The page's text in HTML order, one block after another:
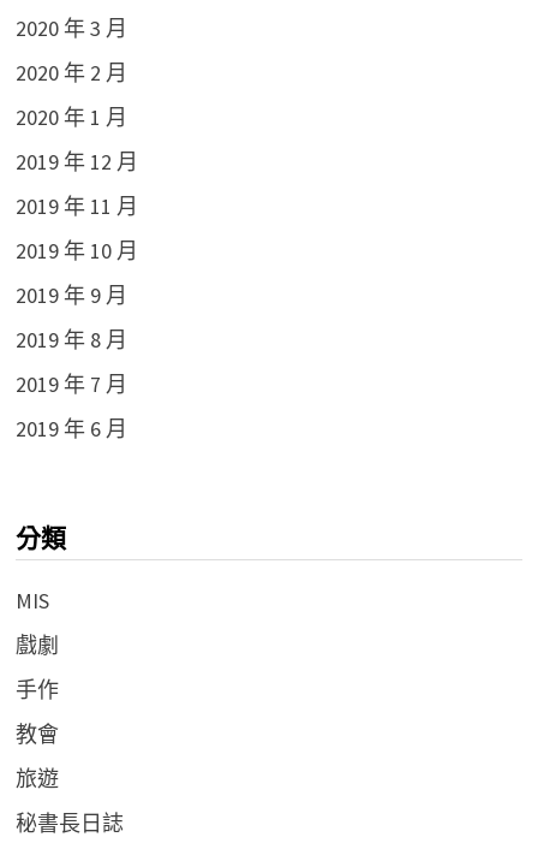
2020 年 3 月
2020 年 2 月
2020 年 1 月
2019 年 12 月
2019 年 11 月
2019 年 10 月
2019 年 9 月
2019 年 8 月
2019 年 7 月
2019 年 6 月
分類
MIS
戲劇
手作
教會
旅遊
秘書長日誌